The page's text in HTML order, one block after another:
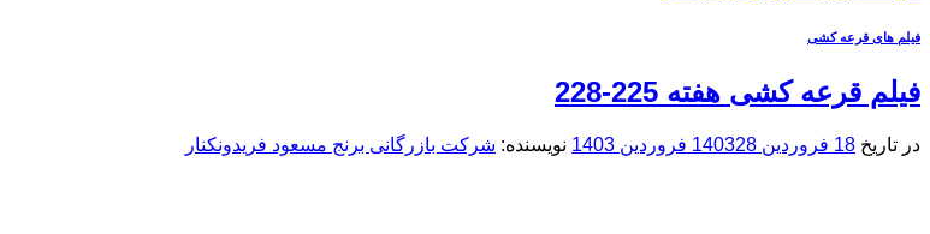
فیلم های قرعه کشی
فیلم قرعه کشی هفته 225-228
در تاریخ 18 فروردین 1403 28 فروردین 1403 نویسنده: شرکت بازرگانی برنج مسعود فریدونکنار